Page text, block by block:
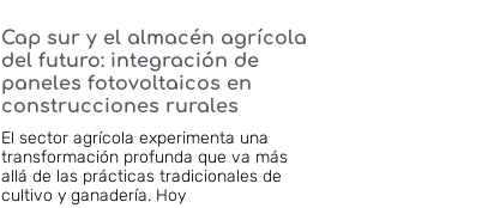
Cap sur y el almacén agrícola
del futuro: integración de
paneles fotovoltaicos en
construcciones rurales
El sector agrícola experimenta una
transformación profunda que va más
allá de las prácticas tradicionales de
cultivo y ganadería. Hoy